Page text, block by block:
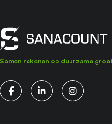
Samen rekenen op duurzame groei